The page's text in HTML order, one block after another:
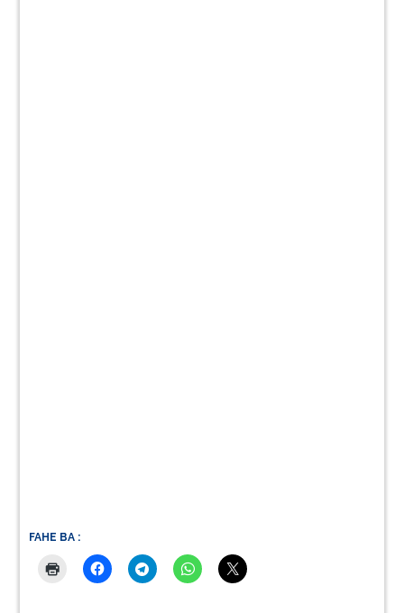
FAHE BA :